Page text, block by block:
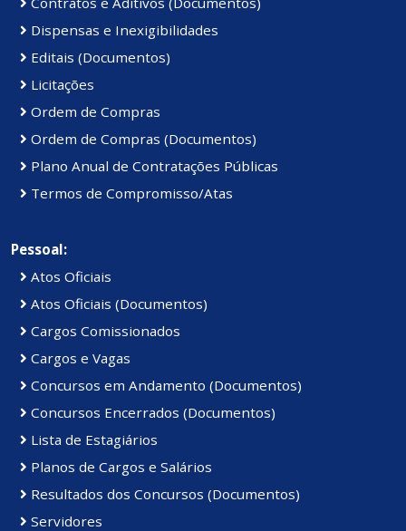
Dispensas e Inexigibilidades
Editais (Documentos)
Licitações
Ordem de Compras
Ordem de Compras (Documentos)
Plano Anual de Contratações Públicas
Termos de Compromisso/Atas
Pessoal:
Atos Oficiais
Atos Oficiais (Documentos)
Cargos Comissionados
Cargos e Vagas
Concursos em Andamento (Documentos)
Concursos Encerrados (Documentos)
Lista de Estagiários
Planos de Cargos e Salários
Resultados dos Concursos (Documentos)
Servidores